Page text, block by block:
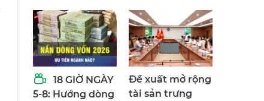
18 GIỜ NGÀY
5-8: Hướng dòng
Đề xuất mở rộng
tài sản trưng